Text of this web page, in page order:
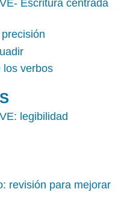
Escritura centrada
los verbos
legibilidad
revisión para mejorar